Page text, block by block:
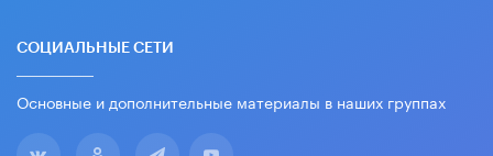
СОЦИАЛЬНЫЕ СЕТИ
Основные и дополнительные материалы в наших группах